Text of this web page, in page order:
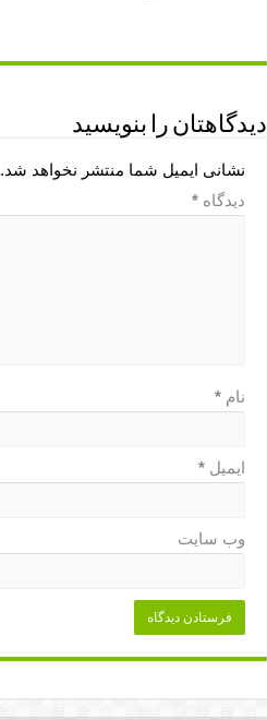
دیدگاهتان را بنویسید
نشانی ایمیل شما منتشر نخواهد شد.
دیدگاه*
نام*
ایمیل*
وب‌ سایت